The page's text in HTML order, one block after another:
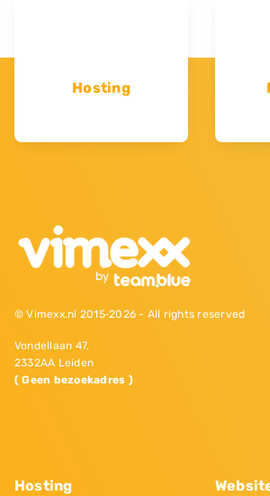
Hosting
© Vimexx.nl 2015‐2026 - All rights reserved
Vondellaan 47,
2332AA Leiden
( Geen bezoekadres )
Hosting